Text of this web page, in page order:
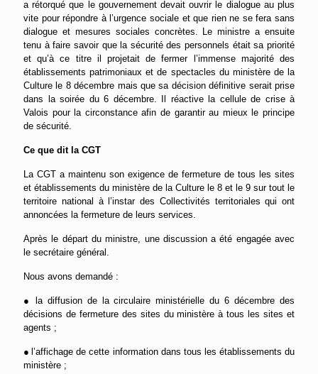
a rétorqué que le gouvernement devait ouvrir le dialogue au plus
vite pour répondre à l’urgence sociale et que rien ne se fera sans
dialogue et mesures sociales concrètes. Le ministre a ensuite
tenu à faire savoir que la sécuritédes personnels était sa priorité
et qu’à ce titre il projetait de fermer l’immense majorité des
établissements patrimoniaux et de spectacles du ministère de la
Culture le 8 décembre mais que sa décision définitive serait prise
dans la soirée du 6 décembre.
Il réactive la cellule de crise à
Valois pour la circonstanceafin de garantirau mieux le principe
de sécurité.
Ce que dit la CGT
La CGT a maintenu son exigence de fermeture de tous les sites
et établissements du ministère de la Culture le 8 et le 9 sur tout le
territoire national à l’instar des Collectivités territoriales qui ont
annoncées la fermeture de leurs services.
Après le départ du ministre, une discussion a été engagée avec
le secrétaire général .
Nous avons demandé :
● a diffusion de la circulaire ministérielledu 6 décembredes
décisions de fermeture des sites du ministère à tous les sites et
agents ;
●l’affichage de cette information dans tous les établissements du
ministère ;